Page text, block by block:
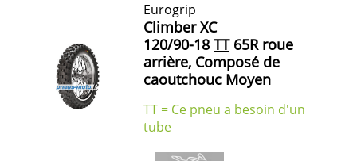
Eurogrip
Climber XC
120/90-18 TT65R roue
arrière, Composé de
caoutchouc Moyen
TT = Ce pneu a besoin d'un
tube